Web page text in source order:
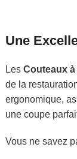
Une
LesCouteaux
de la
ergonomique,
une coupe
Vous ne savez